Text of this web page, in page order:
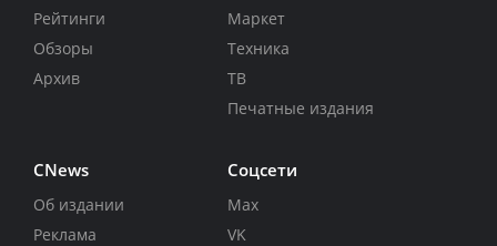
Рейтинги
Обзоры
Архив
Маркет
Техника
ТВ
Печатные издания
CNews
Об издании
Реклама
Соцсети
Max
VK